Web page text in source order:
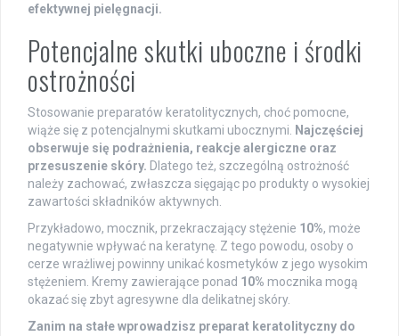
efektywnej pielęgnacji.
Potencjalne skutki uboczne i środki
ostrożności
Stosowanie preparatów keratolitycznych, choć pomocne,
wiąże się z potencjalnymi skutkami ubocznymi. Najczęściej
obserwuje się podrażnienia, reakcje alergiczne oraz
przesuszenie skóry. Dlatego też, szczególną ostrożność
należy zachować, zwłaszcza sięgając po produkty o wysokiej
zawartości składników aktywnych.
Przykładowo, mocznik, przekraczający stężenie 10%, może
negatywnie wpływać na keratynę. Z tego powodu, osoby o
cerze wrażliwej powinny unikać kosmetyków z jego wysokim
stężeniem. Kremy zawierające ponad 10% mocznika mogą
okazać się zbyt agresywne dla delikatnej skóry.
Zanim na stałe wprowadzisz preparat keratolityczny do